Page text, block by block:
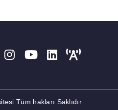
Tüm hakları Saklıdır